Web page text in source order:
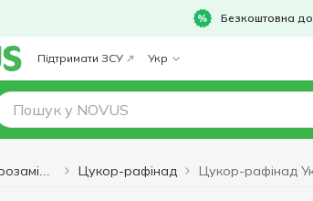
Безкоштовна
Підтримати ЗСУ Укр
Цукор-рафінад Цукор-рафінад